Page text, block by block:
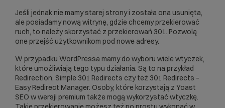
Jeśli jednak nie mamy starej strony i została ona usunięta,
ale posiadamy nową witrynę, gdzie chcemy przekierować
ruch, to należy skorzystać z przekierowań 301. Pozwolą
one przejść użytkownikom pod nowe adresy.
W przypadku WordPressa mamy do wyboru wiele wtyczek,
które umożliwiają tego typu działania. Są to na przykład
Redirection, Simple 301 Redirects czy też 301 Redirects –
Easy Redirect Manager. Osoby, które korzystają z Yoast
SEO w wersji premium także mogą wykorzystać wtyczkę.